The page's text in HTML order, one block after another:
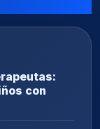
con